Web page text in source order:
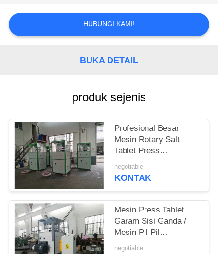
KASUS
PENAWARAN
PRIVACY
POLICY
HUBUNGI KAMI!
BUKA DETAIL
produk sejenis
Profesional Besar
Mesin Rotary Salt
Tablet Press
1550X1050X2350 Mm
negotiable
KONTAK
Mesin Press Tablet
Garam Sisi Ganda /
Mesin Pil Pil
Kecepatan Disesuaikan
negotiable